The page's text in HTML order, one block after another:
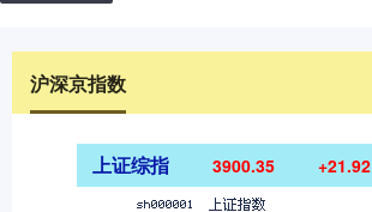
沪深京指数
上证综指 3900.35 +21.92